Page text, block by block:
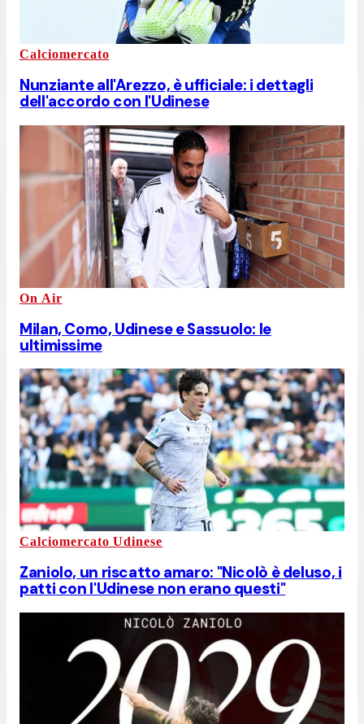
Calciomercato
Nunziante all'Arezzo, è ufficiale: i dettagli
dell'accordo con l'Udinese
On Air
Milan, Como, Udinese e Sassuolo: le
ultimissime
Calciomercato Udinese
Zaniolo, un riscatto amaro: "Nicolò è deluso, i
patti con l'Udinese non erano questi"